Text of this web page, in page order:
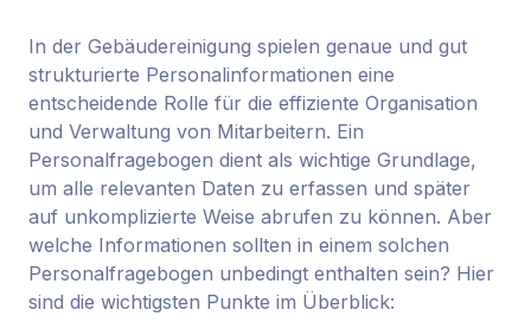
In der Gebäudereinigung spielen genaue und gut
strukturierte Personalinformationen eine
entscheidende Rolle für die effiziente Organisation
und Verwaltung von Mitarbeitern. Ein
Personalfragebogen dient als wichtige Grundlage,
um alle relevanten Daten zu erfassen und später
auf unkomplizierte Weise abrufen zu können. Aber
welche Informationen sollten in einem solchen
Personalfragebogen unbedingt enthalten sein? Hier
sind die wichtigsten Punkte im Überblick: